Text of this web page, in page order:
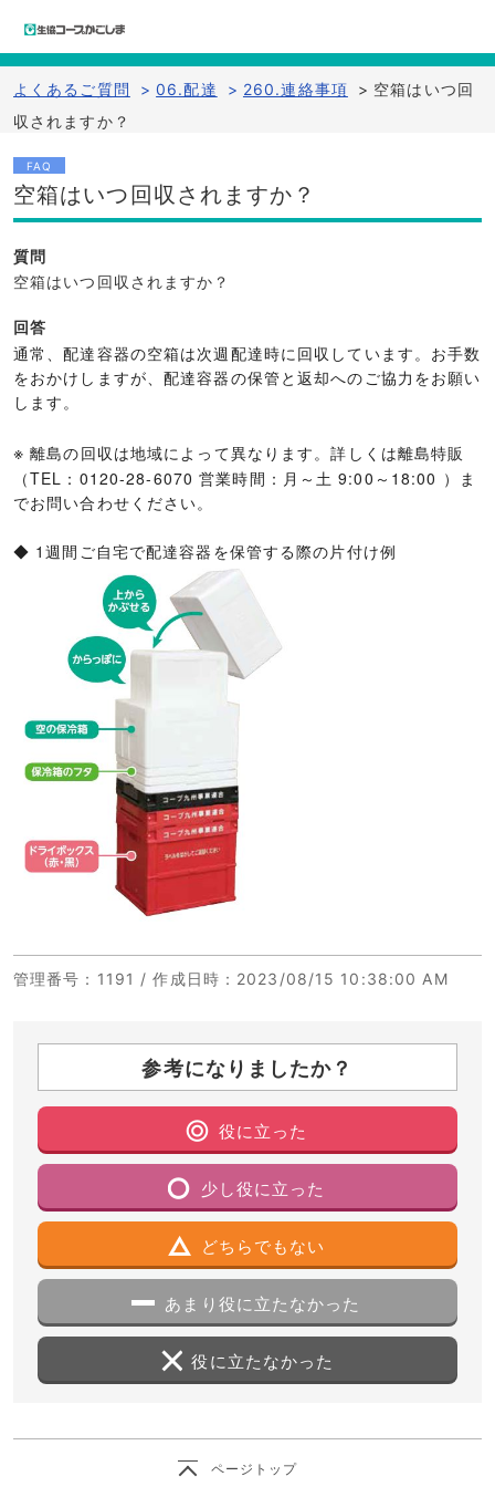
よくあるご質問 > 06.配達 > 260.連絡事項 > 空箱はいつ回
収されますか？
FAQ
空箱はいつ回収されますか？
質問
空箱はいつ回収されますか？
回答
通常、配達容器の空箱は次週配達時に回収しています。お手数
をおかけしますが、配達容器の保管と返却へのご協力をお願い
します。
※ 離島の回収は地域によって異なります。詳しくは離島特販
（TEL：0120-28-6070 営業時間：月～土 9:00～18:00 ）ま
でお問い合わせください。
◆ 1週間ご自宅で配達容器を保管する際の片付け例
管理番号 ：1191 /作成日時 ：2023/08/15 10:38:00 AM
参考になりましたか？
役に立った
少し役に立った
どちらでもない
あまり役に立たなかった
役に立たなかった
ページトップ